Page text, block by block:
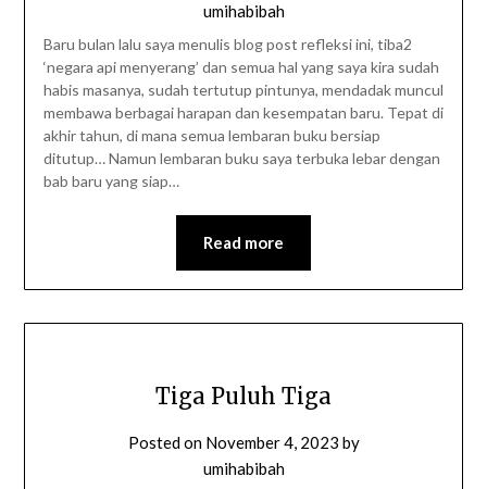
umihabibah
Baru bulan lalu saya menulis blog post refleksi ini, tiba2
‘negara api menyerang’ dan semua hal yang saya kira sudah
habis masanya, sudah tertutup pintunya, mendadak muncul
membawa berbagai harapan dan kesempatan baru. Tepat di
akhir tahun, di mana semua lembaran buku bersiap
ditutup… Namun lembaran buku saya terbuka lebar dengan
bab baru yang siap…
Read more
Tiga Puluh Tiga
Posted on November 4, 2023 by
umihabibah